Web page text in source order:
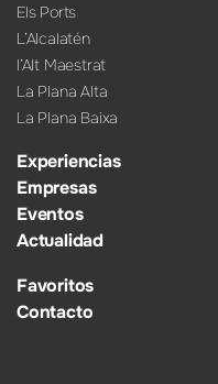
Els Ports
L’Alcalatén
l’Alt Maestrat
La Plana Alta
La Plana Baixa
Experiencias
Empresas
Eventos
Actualidad
Favoritos
Contacto